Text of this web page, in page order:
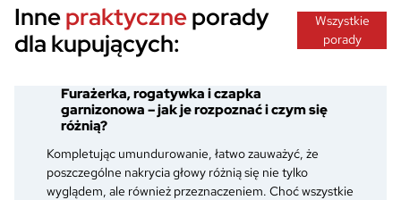
Innepraktyczneporady
dla kupujących:
Wszystkie
porady
Furażerka, rogatywka i czapka
garnizonowa – jak je rozpoznać i czym się
różnią?
Kompletując umundurowanie, łatwo zauważyć, że
poszczególne nakrycia głowy różnią się nie tylko
wyglądem, ale również przeznaczeniem. Choć wszystkie